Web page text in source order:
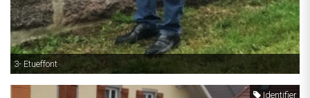
3- Etueffont
Identifier